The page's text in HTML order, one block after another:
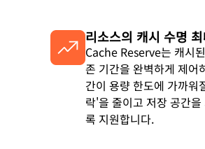
리소스의 캐시 수명
Cache Reserve는 캐시
존 기간을 완벽하게 제어
간이 용량 한도에 가까워
락'을 줄이고 저장 공간
록 지원합니다.